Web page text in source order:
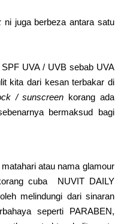
ni juga berbeza antara satu
UVA / UVB sebab UVA
kita dari kesan terbakar di
/ sunscreen korang ada
bermaksud bagi
atau nama glamour
cuba NUVIT DAILY
melindungi dari sinaran
seperti PARABEN,